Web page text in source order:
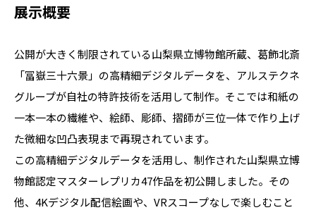
展示概要
公開が大きく制限されている山梨県立博物館所蔵、葛飾北斎
「冨嶽三十六景」の高精細デジタルデータを、アルステクネ
グループが自社の特許技術を活用して制作。そこでは和紙の
一本一本の繊維や、絵師、彫師、摺師が三位一体で作り上げ
た微細な凹凸表現まで再現されています。
この高精細デジタルデータを活用し、制作された山梨県立博
物館認定マスターレプリカ47作品を初公開しました。その
他、4Kデジタル配信絵画や、VRスコープなしで楽しむこと